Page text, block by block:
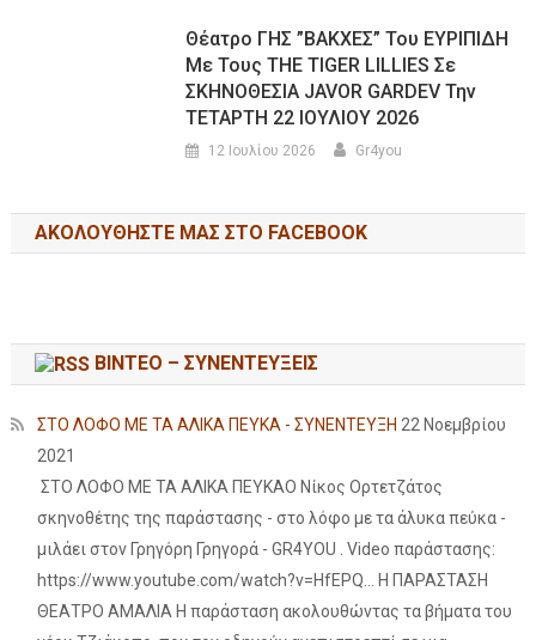
Θέατρο ΓΗΣ ”ΒΑΚΧΕΣ” Του ΕΥΡΙΠΙΔΗ
Με Τους THE TIGER LILLIES Σε
ΣΚΗΝΟΘΕΣΙΑ JAVOR GARDEV Την
ΤΕΤΑΡΤΗ 22 ΙΟΥΛΙΟΥ 2026
12 Ιουλίου 2026 Gr4you
ΑΚΟΛΟΥΘΉΣΤΕ ΜΑΣ ΣΤΟ FACEBOOK
ΒΙΝΤΕΟ – ΣΥΝΕΝΤΕΥΞΕΙΣ
ΣΤΟ ΛΟΦΟ ΜΕ ΤΑ ΑΛΙΚΑ ΠΕΥΚΑ - ΣΥΝΕΝΤΕΥΞΗ 22 Νοεμβρίου
2021
ΣΤΟ ΛΟΦΟ ΜΕ ΤΑ ΑΛΙΚΑ ΠΕΥΚΑΟ Νίκος Ορτετζάτος
σκηνοθέτης της παράστασης - στο λόφο με τα άλυκα πεύκα -
μιλάει στον Γρηγόρη Γρηγορά - GR4YOU . Video παράστασης:
https://www.youtube.com/watch?v=HfEPQ... Η ΠΑΡΑΣΤΑΣΗ
ΘΕΑΤΡΟ ΑΜΑΛΙΑ Η παράσταση ακολουθώντας τα βήματα του